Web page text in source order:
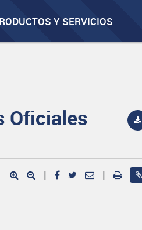
Y SERVICIOS
Oficiales
| |